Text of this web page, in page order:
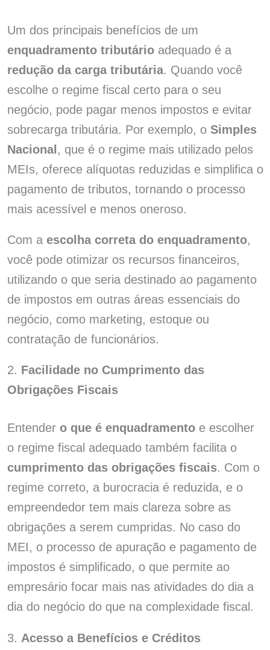
Um dos principais benefícios de um
enquadramento tributárioadequado é a
redução da carga tributária. Quando você
escolhe o regime fiscal certo para o seu
negócio, pode pagar menos impostos e evitar
sobrecarga tributária. Por exemplo, o Simples
Nacional , que é o regime mais utilizado pelos
MEIs, oferece alíquotas reduzidas e simplifica o
pagamento de tributos, tornando o processo
mais acessível e menos oneroso.
Com a escolha correta do enquadramento,
você pode otimizar os recursos financeiros,
utilizando o que seria destinado ao pagamento
de impostos em outras áreas essenciais do
negócio, como marketing, estoque ou
contratação de funcionários.
2. Facilidade no Cumprimento das
Obrigações Fiscais
Entender o que é enquadramentoe escolher
o regime fiscal adequado também facilita o
cumprimento das obrigações fiscais. Com o
regime correto, a burocracia é reduzida, e o
empreendedor tem mais clareza sobre as
obrigações a serem cumpridas. No caso do
MEI, o processo de apuração e pagamento de
impostos é simplificado, o que permite ao
empresário focar mais nas atividades do dia a
dia do negócio do que na complexidade fiscal.
3. Acesso a Benefícios e Créditos